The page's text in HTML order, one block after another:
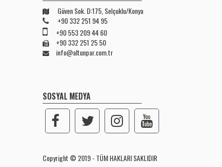
Güven Sok. D:175, Selçuklu/Konya
+90 332 251 94 95
+90 553 209 44 60
+90 332 251 25 50
info@altunpar.com.tr
SOSYAL MEDYA
Copyright © 2019 - TÜM HAKLARI SAKLIDIR